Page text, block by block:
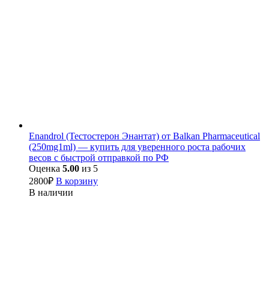
Enandrol (Тестостерон Энантат) от Balkan Pharmaceutical
(250mg1ml) — купить для уверенного роста рабочих
весов с быстрой отправкой по РФ
Оценка 5.00 из 5
2800₽ В корзину
В наличии